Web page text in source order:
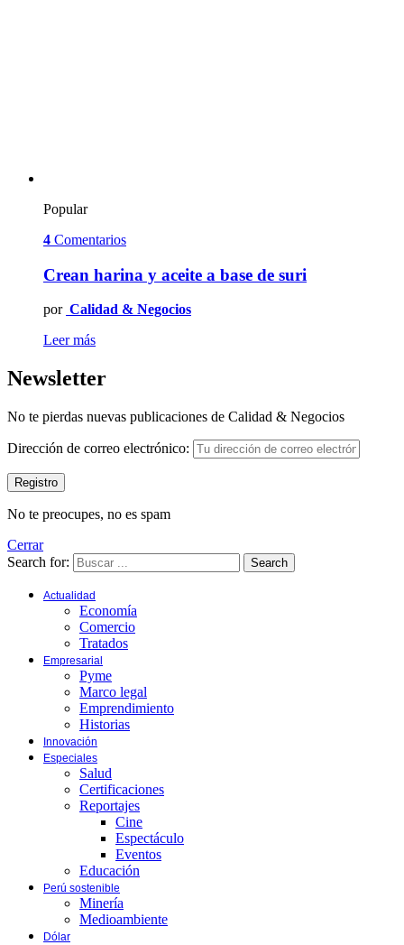
Popular
4 Comentarios
Crean harina y aceite a base de suri
por Calidad & Negocios
Leer más
Newsletter
No te pierdas nuevas publicaciones de Calidad & Negocios
Dirección de correo electrónico:
No te preocupes, no es spam
Cerrar
Search for:
Search
Actualidad
Economía
Comercio
Tratados
Empresarial
Pyme
Marco legal
Emprendimiento
Historias
Innovación
Especiales
Salud
Certificaciones
Reportajes
Cine
Espectáculo
Eventos
Educación
Perú sostenible
Minería
Medioambiente
Dólar